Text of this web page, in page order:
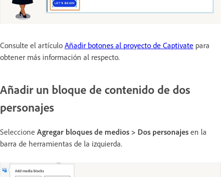
Consulte el artículo Añadir botones al proyecto de Captivate para
obtener más información al respecto.
Añadir un bloque de contenido de dos
personajes
Seleccione Agregar bloques de medios > Dos personajes en la
barra de herramientas de la izquierda.